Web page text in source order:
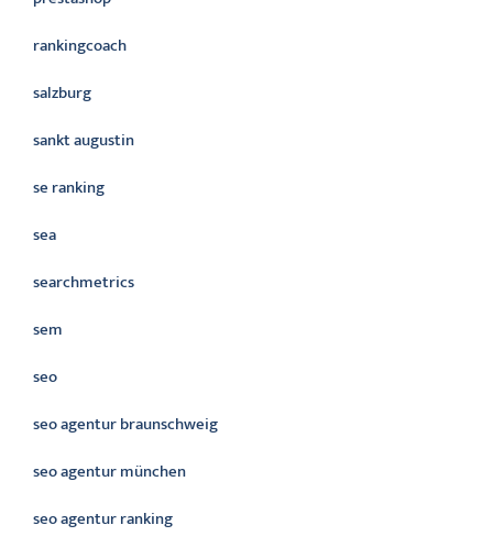
rankingcoach
salzburg
sankt augustin
se ranking
sea
searchmetrics
sem
seo
seo agentur braunschweig
seo agentur münchen
seo agentur ranking